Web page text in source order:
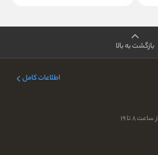
بازگشت به بالا
اطلاعات کامل
۸ تا ۱۹